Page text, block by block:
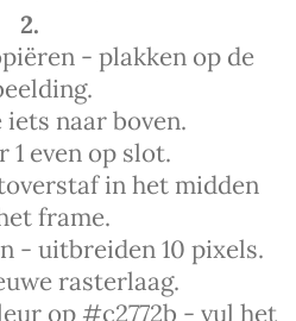
2.
- plakken op de
iets naar boven.
1 even op slot.
in het midden
frame.
- uitbreiden 10 pixels.
rasterlaag.
op #c2772b - vul het